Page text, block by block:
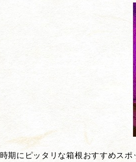
期にピッタリな箱根おすすめス